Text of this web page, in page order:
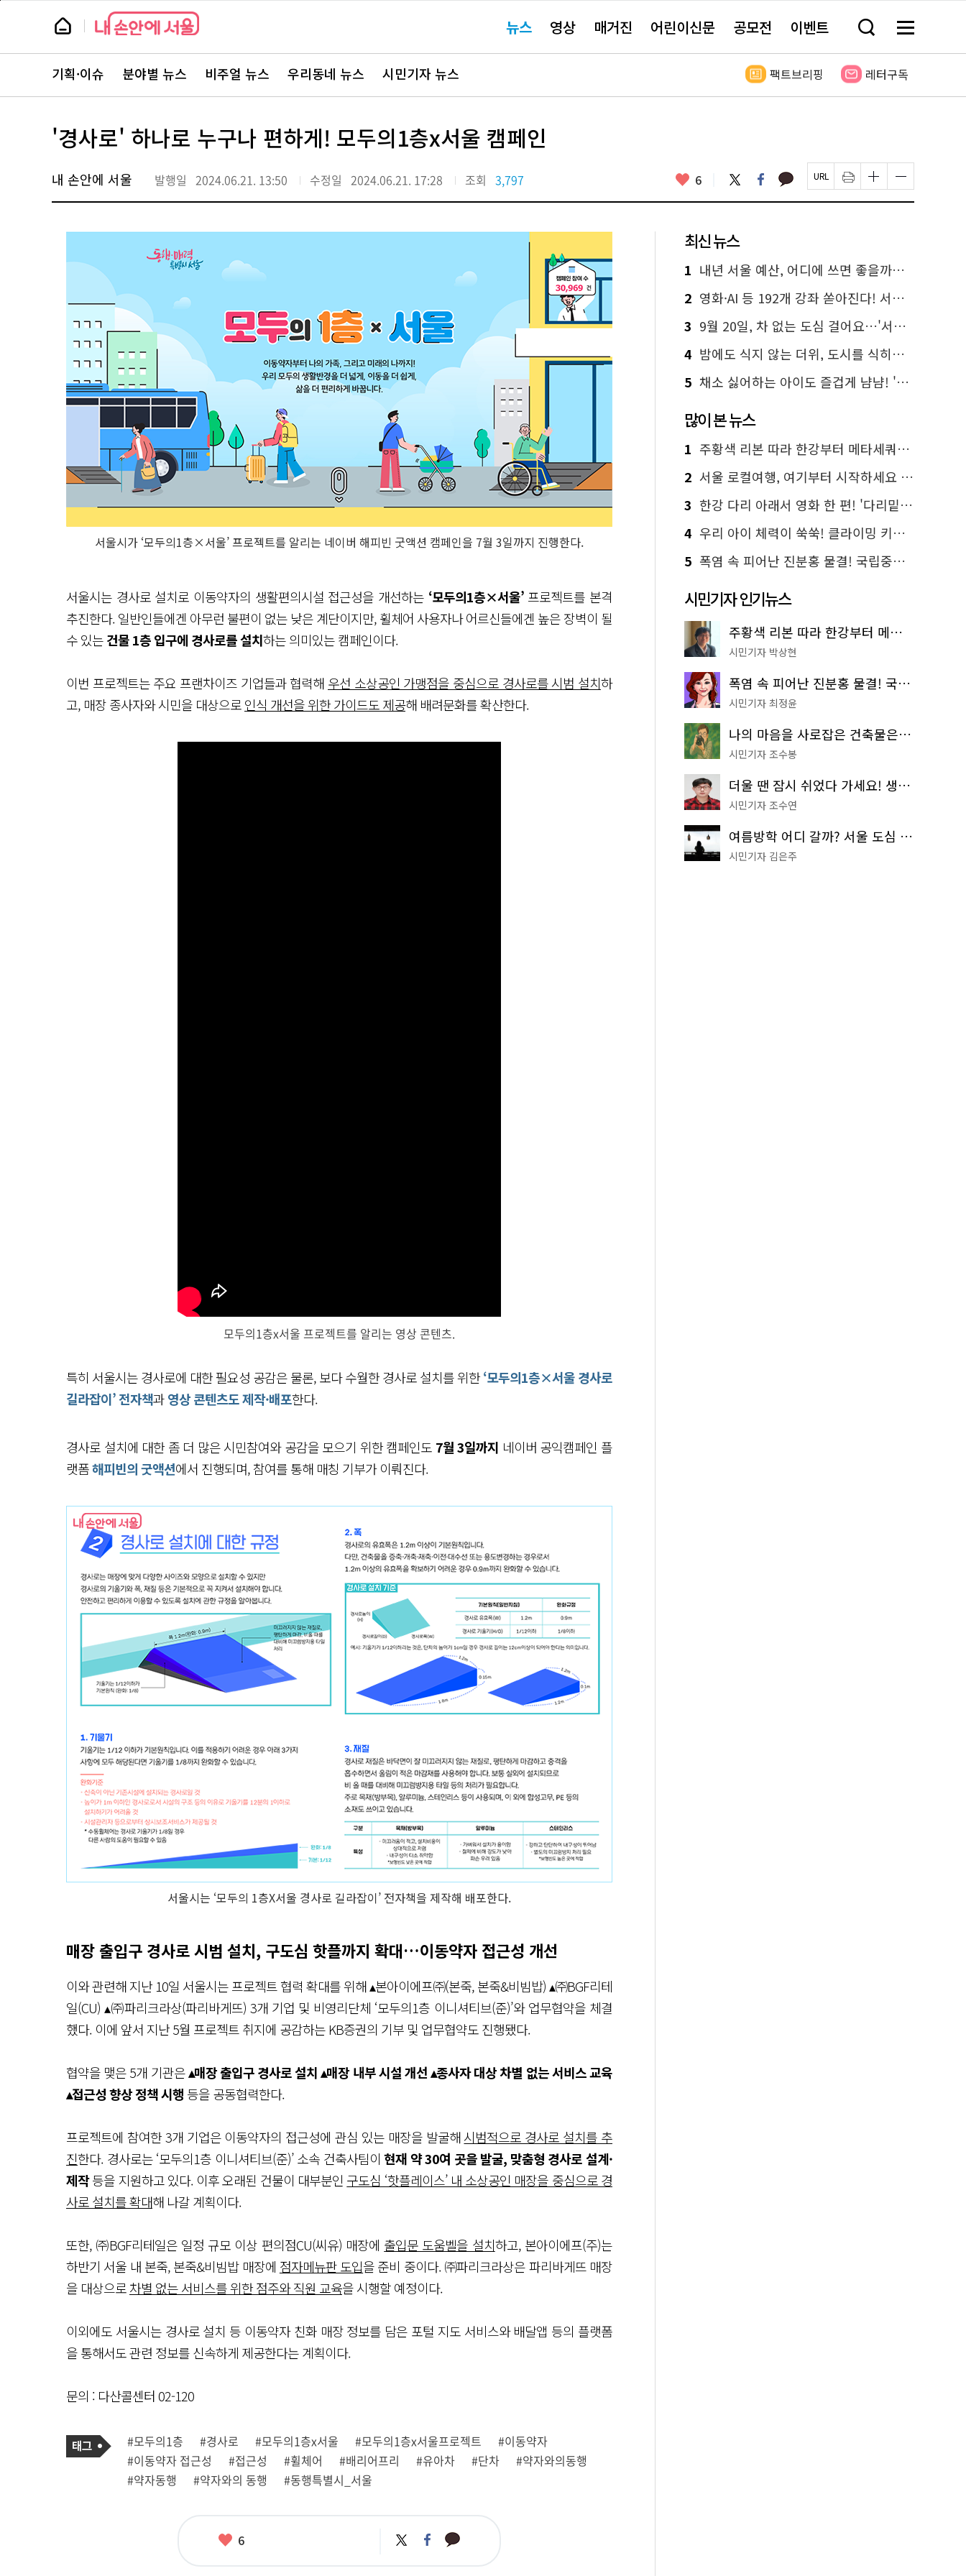
본
뉴
스 요뉴스 영상 매거진 어린이신문 공모전 이벤트 검
창
기
메
전
보
뉴
스
주
서
바
로
기획·이슈 분야별 뉴스 비주얼 뉴스 우리동네 뉴스 시민기자 뉴스 팩트브리핑 레터구독
'경사로' 하나로 누구나 편하게! 모두의1층x서울 캠페인
내 손안에 서울 발행일 2024.06.21. 13:50 수정일 2024.06.21. 17:28 조회 3,797 좋
요
6 트
위
터
페
이
스
카
카 페
이
지
인
쇄
하
글
자
크
하
기
글
자
크
하
서울시가 ‘모두의1층×서울’ 프로젝트를 알리는 네이버 해피빈 굿액션 캠페인을 7월 3일까지 진행한다.
서울시는 경사로 설치로 이동약자의 생활편의시설 접근성을 개선하는 ‘모두의1층×서울’프로젝트를 본격
추진한다. 일반인들에겐 아무런 불편이 없는 낮은 계단이지만, 휠체어 사용자나 어르신들에겐 높은 장벽이 될
수 있는건물 1층 입구에 경사로를 설치하는 의미있는 캠페인이다.
이번 프로젝트는 주요 프랜차이즈 기업들과 협력해 우선 소상공인 가맹점을 중심으로 경사로를 시범 설치하
고, 매장 종사자와 시민을 대상으로인식 개선을 위한 가이드도 제공해 배려문화를 확산한다.
모두의1층x서울 프로젝트를 알리는 영상 콘텐츠.
특히 서울시는 경사로에 대한 필요성 공감은 물론, 보다 수월한 경사로 설치를 위한‘모두의1층×서울 경사로
길라잡이’ 전자책과영상 콘텐츠도 제작·배포한다.
경사로 설치에 대한 좀 더 많은 시민참여와 공감을 모으기 위한 캠페인도 7월 3일까지 네이버 공익캠페인 플
랫폼해피빈의 굿액션에서 진행되며, 참여를 통해 매칭 기부가 이뤄진다.
서울시는 ‘모두의 1층X서울 경사로 길라잡이’ 전자책을 제작해 배포한다.
매장 출입구 경사로 시범 설치, 구도심 핫플까지 확대…이동약자 접근성 개선
이와 관련해 지난 10일 서울시는 프로젝트 협력 확대를 위해 ▴본아이에프㈜(본죽, 본죽&비빔밥) ▴㈜BGF리테
일(CU) ▴㈜파리크라상(파리바게뜨) 3개 기업 및 비영리단체 ‘모두의1층 이니셔티브(준)’와 업무협약을 체결
했다. 이에 앞서 지난 5월 프로젝트 취지에 공감하는 KB증권의 기부 및 업무협약도 진행됐다.
협약을 맺은 5개 기관은▴매장 출입구 경사로 설치 ▴매장 내부 시설 개선 ▴종사자 대상 차별 없는 서비스 교육
▴접근성 향상 정책 시행 등을 공동협력한다.
프로젝트에 참여한 3개 기업은 이동약자의 접근성에 관심 있는 매장을 발굴해시범적으로 경사로 설치를 추
진한다. 경사로는 ‘모두의1층 이니셔티브(준)’ 소속 건축사팀이현재 약 30여 곳을 발굴, 맞춤형 경사로 설계·
제작등을 지원하고 있다. 이후 오래된 건물이 대부분인 구도심 ‘핫플레이스’ 내 소상공인 매장을 중심으로 경
사로 설치를 확대해 나갈 계획이다.
또한, ㈜BGF리테일은 일정 규모 이상 편의점CU(씨유) 매장에 출입문 도움벨을 설치하고, 본아이에프(주)는
하반기 서울 내 본죽, 본죽&비빔밥 매장에 점자메뉴판 도입을 준비 중이다. ㈜파리크라상은 파리바게뜨 매장
을 대상으로차별 없는 서비스를 위한 점주와 직원 교육을 시행할 예정이다.
이외에도 서울시는 경사로 설치 등 이동약자 친화 매장 정보를 담은 포털 지도 서비스와 배달앱 등의 플랫폼
을 통해서도 관련 정보를 신속하게 제공한다는 계획이다.
문의 : 다산콜센터 02-120
사
관
련
태
그
태
그
#모두의1층 #경사로 #모두의1층x서울 #모두의1층x서울프로젝트
#이동약자
#이동약자 접근성
#접근성 #휠체어 #배리어프리 #유아차 #단차
#약자와의동행
#약자동행
#약자와의 동행 #동행특별시_서울
좋
6 트
위
페
이
카
카
최신 뉴스
1 내년 서울 예산, 어디에 쓰면 좋을까요? 온라인 투표
2 영화·AI 등 192개 강좌 쏟아진다! 서울시민대학 선착순 신청
3 9월 20일, 차 없는 도심 걸어요…'서울 걷자 페스티벌' 선착순 5천명
4 밤에도 식지 않는 더위, 도시를 식히는 시원한 해법은?
5 채소 싫어하는 아이도 즐겁게 냠냠! '찾아가는 서울시 식생활 교육' 현장
많이 본 뉴스
1 주황색 리본 따라 한강부터 메타세쿼이아 숲길까지…서울둘레길 15코스
2 서울 로컬여행, 여기부터 시작하세요 '서울에디션25'
3 한강 다리 아래서 영화 한 편! '다리밑 영화관' 무료 상영
4 우리 아이 체력이 쑥쑥! 클라이밍 키즈카페·어린이 체력장
5 폭염 속 피어난 진분홍 물결! 국립중앙박물관 배롱나무 명소
시민기자 인기뉴스
주황색 리본 따라 한강부터 메타세쿼이아 숲길까지…서울둘레길 15코스
시민기자 박상현
폭염 속 피어난 진분홍 물결! 국립중앙박물관 배롱나무 명소
시민기자 최정윤
나의 마음을 사로잡은 건축물은? '서울시 건축상' 수상작 공개!
시민기자 조수봉
더울 땐 잠시 쉬었다 가세요! 생수 냉장고부터 해피소·무더위쉼터까지
시민기자 조수연
여름방학 어디 갈까? 서울 도심 무료 실내 여행 코스 추천
시민기자 김은주
페